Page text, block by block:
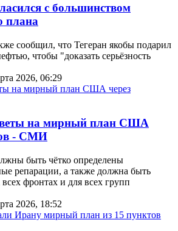
с большинством
плана
сообщил, что Тегеран якобы подарил
чтобы "доказать серьёзность
2026, 06:29
на мирный план США
- СМИ
быть чётко определены
репарации, а также должна быть
фронтах и для всех групп
2026, 18:52